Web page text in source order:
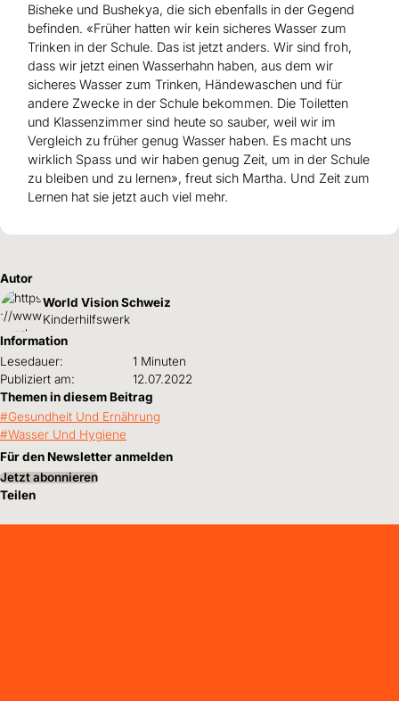
Bisheke und Bushekya, die sich ebenfalls in der Gegend
befinden. «Früher hatten wir kein sicheres Wasser zum
Trinken in der Schule. Das ist jetzt anders. Wir sind froh,
dass wir jetzt einen Wasserhahn haben, aus dem wir
sicheres Wasser zum Trinken, Händewaschen und für
andere Zwecke in der Schule bekommen. Die Toiletten
und Klassenzimmer sind heute so sauber, weil wir im
Vergleich zu früher genug Wasser haben. Es macht uns
wirklich Spass und wir haben genug Zeit, um in der Schule
zu bleiben und zu lernen», freut sich Martha. Und Zeit zum
Lernen hat sie jetzt auch viel mehr.
Autor
World Vision Schweiz
Kinderhilfswerk
Information
Lesedauer:
1 Minuten
Publiziert am:
12.07.2022
Themen in diesem Beitrag
Gesundheit Und Ernährung
Wasser Und Hygiene
Für den Newsletter anmelden
Jetzt abonnieren
Teilen